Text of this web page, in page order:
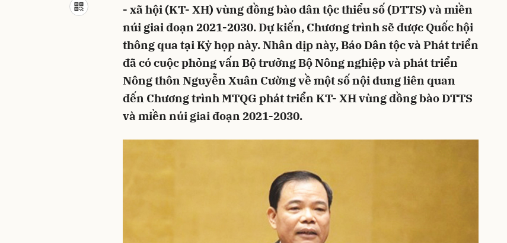
- xã hội (KT- XH) vùng đồng bào dân tộc thiểu số (DTTS) và miền
núi giai đoạn 2021-2030. Dự kiến, Chương trình sẽ được Quốc hội
thông qua tại Kỳ họp này. Nhân dịp này, Báo Dân tộc và Phát triển
đã có cuộc phỏng vấn Bộ trưởng Bộ Nông nghiệp và phát triển
Nông thôn Nguyễn Xuân Cường về một số nội dung liên quan
đến Chương trình MTQG phát triển KT- XH vùng đồng bào DTTS
và miền núi giai đoạn 2021-2030.